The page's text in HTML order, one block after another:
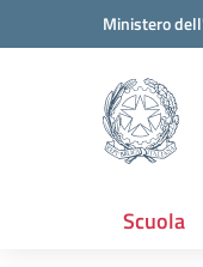
Vai ai contenuti
Vai al menu diMinistero
Scuola